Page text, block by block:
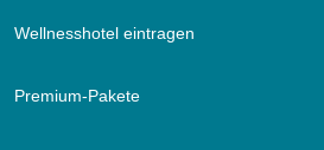
Wellnesshotel eintragen
Premium-Pakete